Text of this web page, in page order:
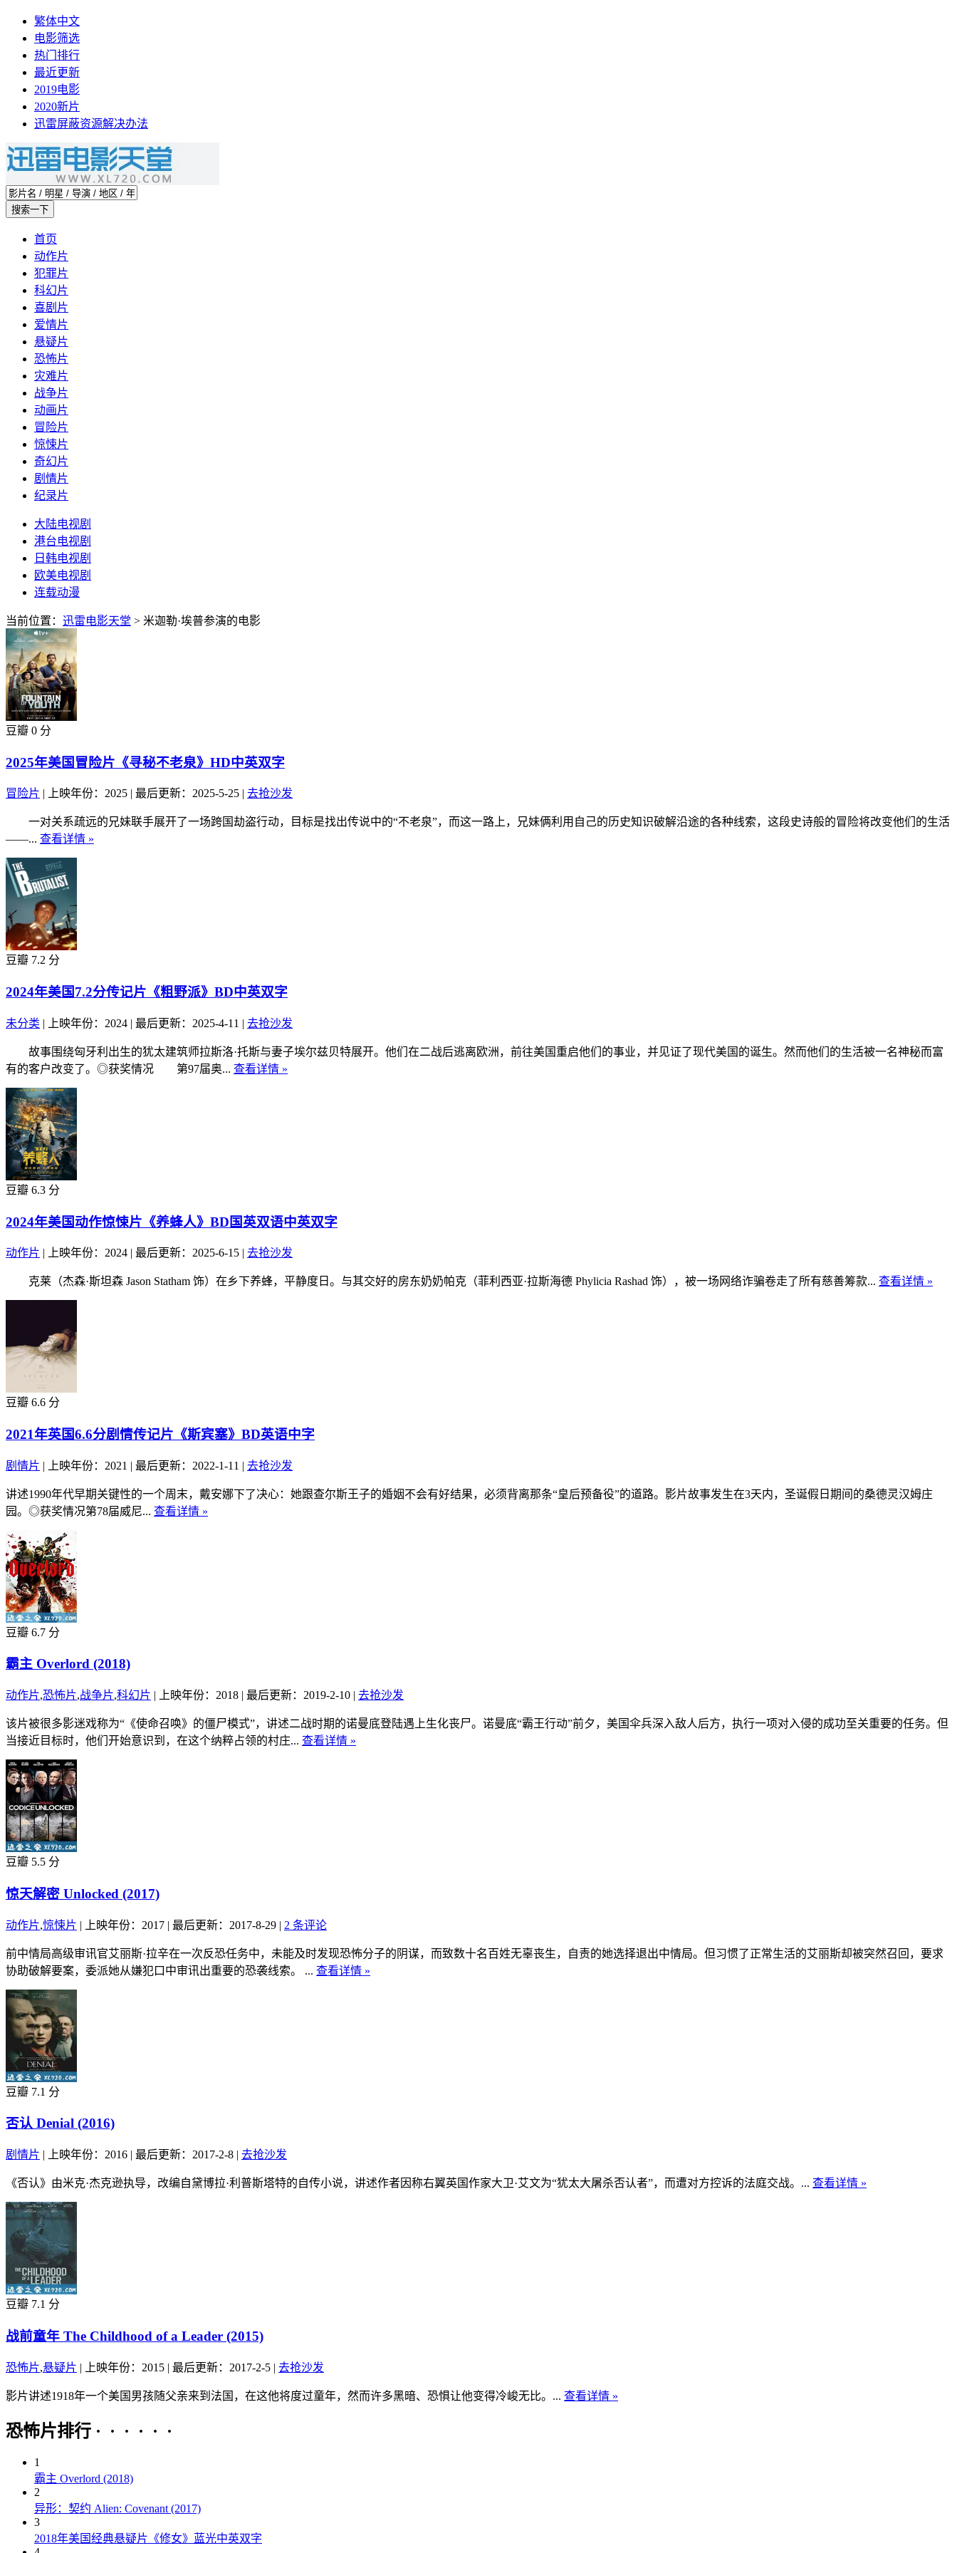
繁体中文
电影筛选
热门排行
最近更新
2019电影
2020新片
迅雷屏蔽资源解决办法
首页
动作片
犯罪片
科幻片
喜剧片
爱情片
悬疑片
恐怖片
灾难片
战争片
动画片
冒险片
惊悚片
奇幻片
剧情片
纪录片
大陆电视剧
港台电视剧
日韩电视剧
欧美电视剧
连载动漫
当前位置： 迅雷电影天堂 > 米迦勒·埃普参演的电影
豆瓣 0 分
2025年美国冒险片《寻秘不老泉》HD中英双字
冒险片 | 上映年份：2025 | 最后更新：2025-5-25 | 去抢沙发
一对关系疏远的兄妹联手展开了一场跨国劫盗行动，目标是找出传说中的“不老泉”，而这一路上，兄妹俩利用自己的历史知识破解沿途的各种线索，这段史诗般的冒险将改变他们的生活
——... 查看详情 »
豆瓣 7.2 分
2024年美国7.2分传记片《粗野派》BD中英双字
未分类 | 上映年份：2024 | 最后更新：2025-4-11 | 去抢沙发
故事围绕匈牙利出生的犹太建筑师拉斯洛·托斯与妻子埃尔兹贝特展开。他们在二战后逃离欧洲，前往美国重启他们的事业，并见证了现代美国的诞生。然而他们的生活被一名神秘而富
有的客户改变了。◎获奖情况 第97届奥... 查看详情 »
豆瓣 6.3 分
2024年美国动作惊悚片《养蜂人》BD国英双语中英双字
动作片 | 上映年份：2024 | 最后更新：2025-6-15 | 去抢沙发
克莱（杰森·斯坦森 Jason Statham 饰）在乡下养蜂，平静度日。与其交好的房东奶奶帕克（菲利西亚·拉斯海德 Phylicia Rashad 饰），被一场网络诈骗卷走了所有慈善筹款... 查看详情 »
豆瓣 6.6 分
2021年英国6.6分剧情传记片《斯宾塞》BD英语中字
剧情片 | 上映年份：2021 | 最后更新：2022-1-11 | 去抢沙发
讲述1990年代早期关键性的一个周末，戴安娜下了决心：她跟查尔斯王子的婚姻不会有好结果，必须背离那条“皇后预备役”的道路。影片故事发生在3天内，圣诞假日期间的桑德灵汉姆庄
园。◎获奖情况第78届威尼... 查看详情 »
豆瓣 6.7 分
霸主 Overlord (2018)
动作片,恐怖片,战争片,科幻片 | 上映年份：2018 | 最后更新：2019-2-10 | 去抢沙发
该片被很多影迷戏称为“《使命召唤》的僵尸模式”，讲述二战时期的诺曼底登陆遇上生化丧尸。诺曼底“霸王行动”前夕，美国伞兵深入敌人后方，执行一项对入侵的成功至关重要的任务。但
当接近目标时，他们开始意识到，在这个纳粹占领的村庄... 查看详情 »
豆瓣 5.5 分
惊天解密 Unlocked (2017)
动作片,惊悚片 | 上映年份：2017 | 最后更新：2017-8-29 | 2 条评论
前中情局高级审讯官艾丽斯·拉辛在一次反恐任务中，未能及时发现恐怖分子的阴谋，而致数十名百姓无辜丧生，自责的她选择退出中情局。但习惯了正常生活的艾丽斯却被突然召回，要求
协助破解要案，委派她从嫌犯口中审讯出重要的恐袭线索。 ... 查看详情 »
豆瓣 7.1 分
否认 Denial (2016)
剧情片 | 上映年份：2016 | 最后更新：2017-2-8 | 去抢沙发
《否认》由米克·杰克逊执导，改编自黛博拉·利普斯塔特的自传小说，讲述作者因称右翼英国作家大卫·艾文为“犹太大屠杀否认者”，而遭对方控诉的法庭交战。... 查看详情 »
豆瓣 7.1 分
战前童年 The Childhood of a Leader (2015)
恐怖片,悬疑片 | 上映年份：2015 | 最后更新：2017-2-5 | 去抢沙发
影片讲述1918年一个美国男孩随父亲来到法国，在这他将度过童年，然而许多黑暗、恐惧让他变得冷峻无比。... 查看详情 »
恐怖片排行 · · · · · ·
1
霸主 Overlord (2018)
2
异形：契约 Alien: Covenant (2017)
3
2018年美国经典悬疑片《修女》蓝光中英双字